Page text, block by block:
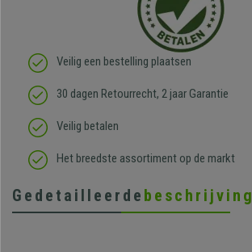
Veilig een bestelling plaatsen
30 dagen Retourrecht, 2 jaar Garantie
Veilig betalen
Het breedste assortiment op de markt
Gedetailleerde beschrijving